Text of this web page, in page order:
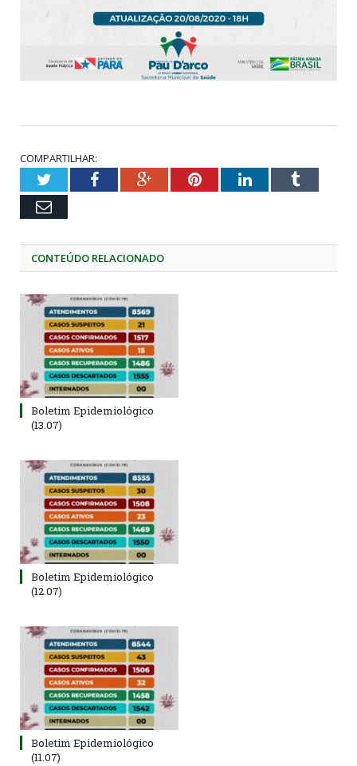
COMPARTILHAR:
TwitterFacebookGoogle+PinterestLinkedInTumblr
Email
CONTEÚDO RELACIONADO
Boletim Epidemiológico
(13.07)
Boletim Epidemiológico
(12.07)
Boletim Epidemiológico
(11.07)